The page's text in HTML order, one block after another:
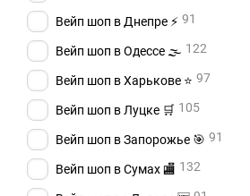
Вейп шоп в Днепре ⚡ 91
Вейп шоп в Одессе 🌫️ 122
Вейп шоп в Харькове ⭐ 97
Вейп шоп в Луцке 🛒 105
Вейп шоп в Запорожье 🎯 91
Вейп шоп в Сумах 🏬 132